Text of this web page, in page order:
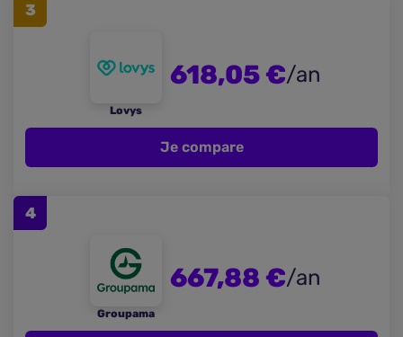
3
Lovys
618,05 €/an
Je compare
4
Groupama
667,88 €/an